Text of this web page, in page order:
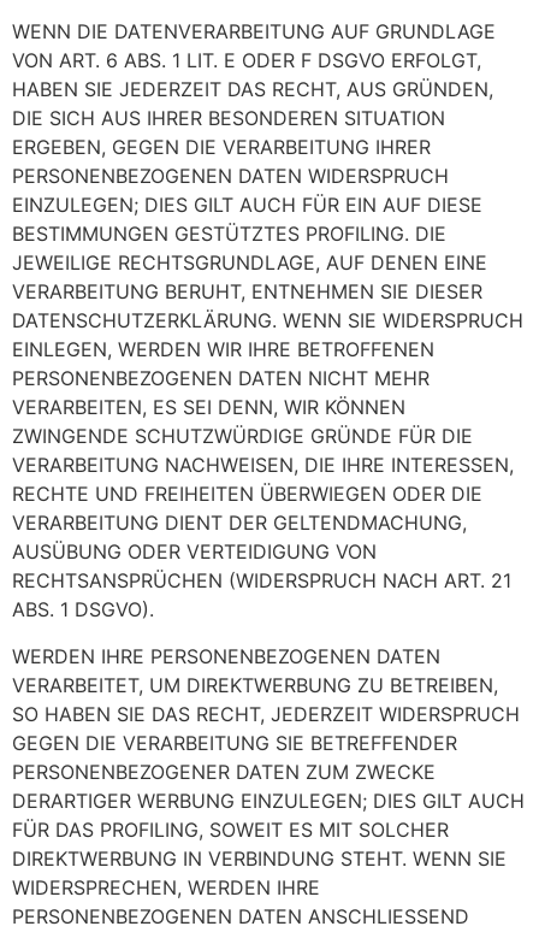
WENN DIE DATENVERARBEITUNG AUF GRUNDLAGE
VON ART. 6 ABS. 1 LIT. E ODER F DSGVO ERFOLGT,
HABEN SIE JEDERZEIT DAS RECHT, AUS GRÜNDEN,
DIE SICH AUS IHRER BESONDEREN SITUATION
ERGEBEN, GEGEN DIE VERARBEITUNG IHRER
PERSONENBEZOGENEN DATEN WIDERSPRUCH
EINZULEGEN; DIES GILT AUCH FÜR EIN AUF DIESE
BESTIMMUNGEN GESTÜTZTES PROFILING. DIE
JEWEILIGE RECHTSGRUNDLAGE, AUF DENEN EINE
VERARBEITUNG BERUHT, ENTNEHMEN SIE DIESER
DATENSCHUTZERKLÄRUNG. WENN SIE WIDERSPRUCH
EINLEGEN, WERDEN WIR IHRE BETROFFENEN
PERSONENBEZOGENEN DATEN NICHT MEHR
VERARBEITEN, ES SEI DENN, WIR KÖNNEN
ZWINGENDE SCHUTZWÜRDIGE GRÜNDE FÜR DIE
VERARBEITUNG NACHWEISEN, DIE IHRE INTERESSEN,
RECHTE UND FREIHEITEN ÜBERWIEGEN ODER DIE
VERARBEITUNG DIENT DER GELTENDMACHUNG,
AUSÜBUNG ODER VERTEIDIGUNG VON
RECHTSANSPRÜCHEN (WIDERSPRUCH NACH ART. 21
ABS. 1 DSGVO).
WERDEN IHRE PERSONENBEZOGENEN DATEN
VERARBEITET, UM DIREKTWERBUNG ZU BETREIBEN,
SO HABEN SIE DAS RECHT, JEDERZEIT WIDERSPRUCH
GEGEN DIE VERARBEITUNG SIE BETREFFENDER
PERSONENBEZOGENER DATEN ZUM ZWECKE
DERARTIGER WERBUNG EINZULEGEN; DIES GILT AUCH
FÜR DAS PROFILING, SOWEIT ES MIT SOLCHER
DIREKTWERBUNG IN VERBINDUNG STEHT. WENN SIE
WIDERSPRECHEN, WERDEN IHRE
PERSONENBEZOGENEN DATEN ANSCHLIESSEND